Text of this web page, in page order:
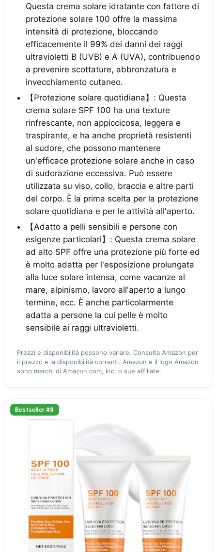
Questa crema solare idratante con fattore di
protezione solare 100 offre la massima
intensità di protezione, bloccando
efficacemente il 99% dei danni dei raggi
ultravioletti B (UVB) e A (UVA), contribuendo
a prevenire scottature, abbronzatura e
invecchiamento cutaneo.
【Protezione solare quotidiana】: Questa
crema solare SPF 100 ha una texture
rinfrescante, non appiccicosa, leggera e
traspirante, e ha anche proprietà resistenti
al sudore, che possono mantenere
un'efficace protezione solare anche in caso
di sudorazione eccessiva. Può essere
utilizzata su viso, collo, braccia e altre parti
del corpo. È la prima scelta per la protezione
solare quotidiana e per le attività all'aperto.
【Adatto a pelli sensibili e persone con
esigenze particolari】: Questa crema solare
ad alto SPF offre una protezione più forte ed
è molto adatta per l'esposizione prolungata
alla luce solare intensa, come vacanze al
mare, alpinismo, lavoro all'aperto a lungo
termine, ecc. È anche particolarmente
adatta a persone la cui pelle è molto
sensibile ai raggi ultravioletti.
Prezzi e disponibilità possono variare. Consulta Amazon per
il prezzo e la disponibilità correnti. Amazon e il logo Amazon
sono marchi di Amazon.com, Inc. o sue affiliate.
Bestseller #8